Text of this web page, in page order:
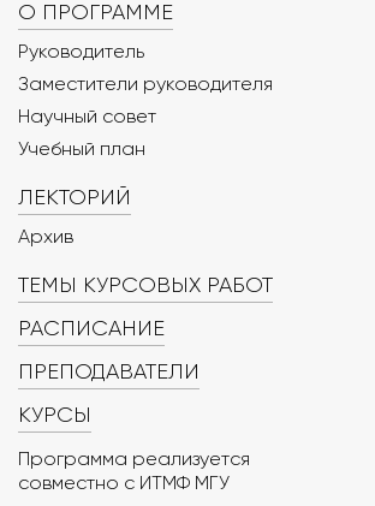
О ПРОГРАММЕ
Руководитель
Заместители руководителя
Научный совет
Учебный план
ЛЕКТОРИЙ
Архив
ТЕМЫ КУРСОВЫХ РАБОТ
РАСПИСАНИЕ
ПРЕПОДАВАТЕЛИ
КУРСЫ
Программа реализуется
совместно с ИТМФ МГУ